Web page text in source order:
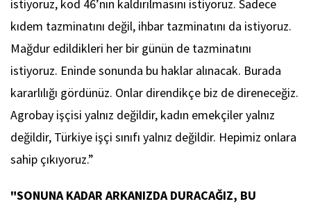
istiyoruz, kod 46’nın kaldırılmasını istiyoruz. Sadece
kıdem tazminatını değil, ihbar tazminatını da istiyoruz.
Mağdur edildikleri her bir günün de tazminatını
istiyoruz. Eninde sonunda bu haklar alınacak. Burada
kararlılığı gördünüz. Onlar direndikçe biz de direneceğiz.
Agrobay işçisi yalnız değildir, kadın emekçiler yalnız
değildir, Türkiye işçi sınıfı yalnız değildir. Hepimiz onlara
sahip çıkıyoruz.”
"SONUNA KADAR ARKANIZDA DURACAĞIZ, BU